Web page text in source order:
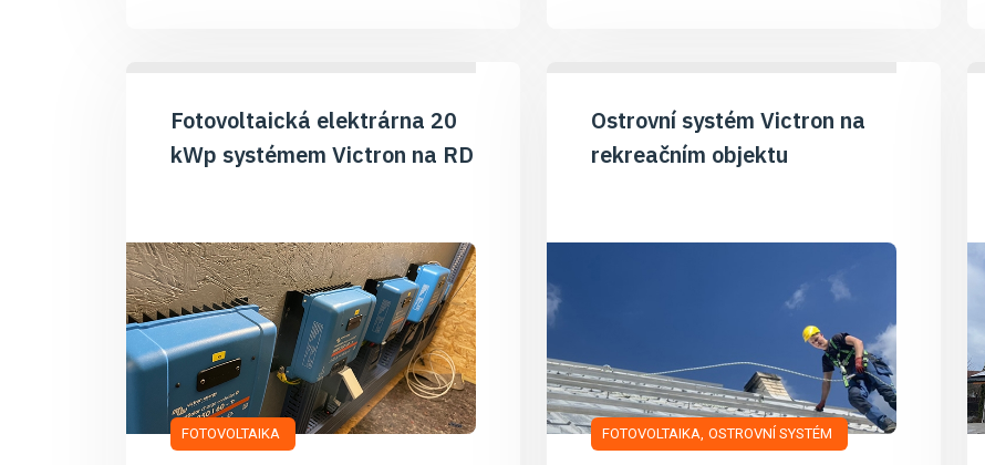
Fotovoltaická elektrárna 20
kWp systémem Victron na RD
FOTOVOLTAIKA
Ostrovní systém Victron na
rekreačním objektu
FOTOVOLTAIKA OSTROVNÍ SYSTÉM